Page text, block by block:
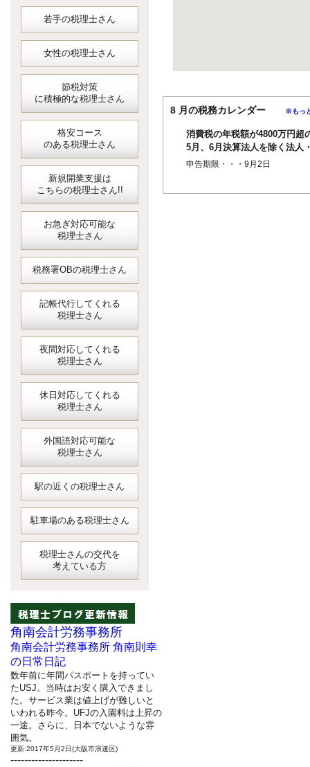
若手の税理士さん
女性の税理士さん
節税対策
に積極的な税理士さん
格安コース
のある税理士さん
新規開業支援は
こちらの税理士さん!!
お急ぎ対応可能な
税理士さん
税務署OBの税理士さん
記帳代行してくれる
税理士さん
夜間対応してくれる
税理士さん
休日対応してくれる
税理士さん
外国語対応可能な
税理士さん
駅の近くの税理士さん
駐車場のある税理士さん
税理士さんの交代を
考えている方
角南会計労務事務所
角南会計労務事務所 角南則幸
の日常日記
数年前に年間パスポートを持ってい
たUSJ。当時はお安く購入できまし
た。サービス業は値上げが難しいと
いわれる昨今。UFJの入園料は上昇の
一途。さらに、日本でないような雰
囲気。
更新:2017年5月2日(大阪市浪速区)
---------------------
8 月の税務カレンダー ※もっ
消費税の年税額が4800万円超
5月、6月決算法人を除く法人
個人事業者の1月ごとの中間申
申告期限・・・9月2日